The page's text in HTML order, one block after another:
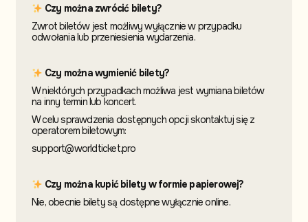
Czy można zwrócić bilety?
Zwrot biletów jest możliwy wyłącznie w przypadku
odwołania lub przeniesienia wydarzenia.
Czy można wymienić bilety?
W niektórych przypadkach możliwa jest wymiana biletów
na inny termin lub koncert.
W celu sprawdzenia dostępnych opcji skontaktujsię z
operatorem biletowym:
support@worldticket.pro
Czy można kupić bilety w formie papierowej?
Nie, obecnie bilety są dostępne wyłącznie online.